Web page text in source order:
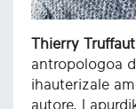
Thierry Truffaut
antropologoa
ihauterizale
autore,